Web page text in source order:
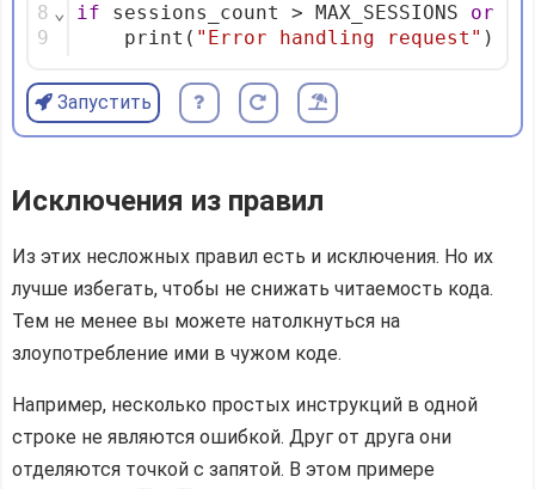
8
9
⌄ if sessions_count > MAX_SESSIONS or
    print(
"Error handling request" )
Запустить
Исключения из правил
Из этих несложных правил есть и исключения. Но их
лучше избегать, чтобы не снижать читаемость кода.
Тем не менее вы можете натолкнуться на
злоупотребление ими в чужом коде.
Например, несколько простых инструкций в одной
строке не являются ошибкой. Друг от друга они
отделяются точкой с запятой. В этом примере